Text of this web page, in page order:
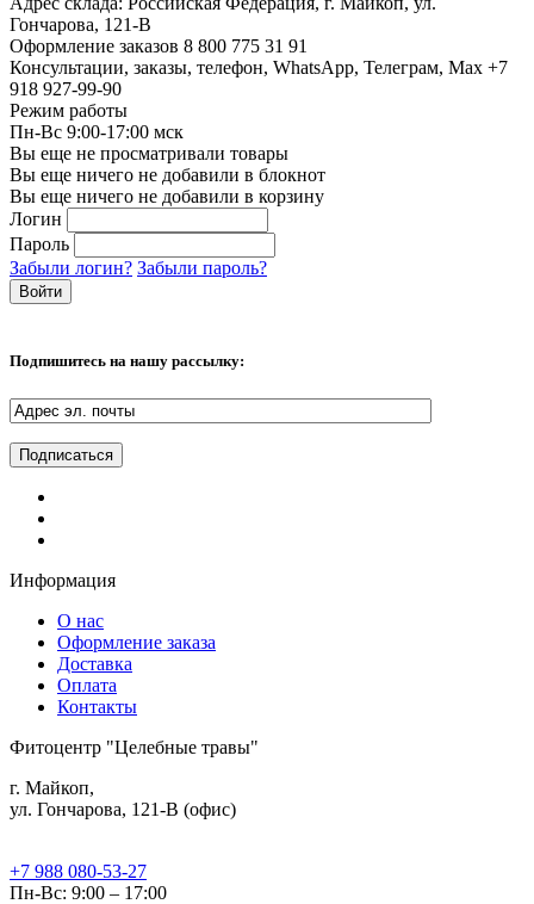
Гончарова, 121-В
Оформление заказов 8 800 775 31 91
Консультации, заказы, телефон, WhatsApp, Телеграм, Мах +7
918 927-99-90
Режим работы
Пн-Вс 9:00-17:00 мск
Вы еще не просматривали товары
Вы еще ничего не добавили в блокнот
Вы еще ничего не добавили в корзину
Логин
Пароль
Забыли логин? Забыли пароль?
Подпишитесь на нашу рассылку:
Информация
О нас
Оформление заказа
Доставка
Оплата
Контакты
Фитоцентр "Целебные травы"
г. Майкоп,
ул. Гончарова, 121-В (офис)
+7 988 080-53-27
Пн-Вс: 9:00 – 17:00